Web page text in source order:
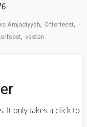
Amjadiyyah, Offerfeest,
, vasten
It only takes a click to